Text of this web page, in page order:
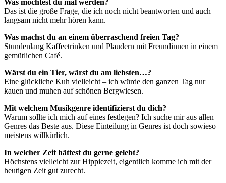
Was möchtest du mal werden?
Das ist die große Frage, die ich noch nicht beantworten und auch
langsam nicht mehr hören kann.
Was machst du an einem überraschend freien Tag?
Stundenlang Kaffeetrinken und Plaudern mit Freundinnen in einem
gemütlichen Café.
Wärst du ein Tier, wärst du am liebsten…?
Eine glückliche Kuh vielleicht – ich würde den ganzen Tag nur
kauen und muhen auf schönen Bergwiesen.
Mit welchem Musikgenre identifizierst du dich?
Warum sollte ich mich auf eines festlegen? Ich suche mir aus allen
Genres das Beste aus. Diese Einteilung in Genres ist doch sowieso
meistens willkürlich.
In welcher Zeit hättest du gerne gelebt?
Höchstens vielleicht zur Hippiezeit, eigentlich komme ich mit der
heutigen Zeit gut zurecht.